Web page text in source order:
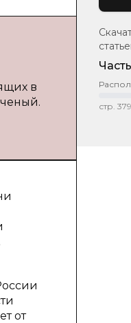
в
от
стр. 379